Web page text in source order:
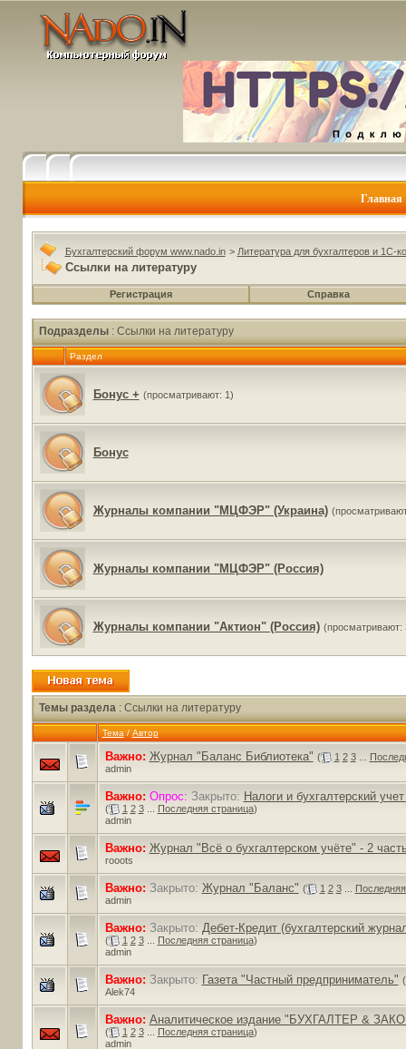
Главная
Бухгалтерский форум www.nado.in > Литература для бухгалтеров и 1С-
Ссылки на литературу
Регистрация Справка
Подразделы: Ссылки на литературу
Раздел
Бонус + (просматривают: 1)
Бонус
Журналы компании "МЦФЭР" (Украина)
Журналы компании "МЦФЭР" (Россия)
Журналы компании "Актион" (Россия) (просматривают:
Темы раздела: Ссылки на литературу
Тема / Автор
Важно: Журнал "Баланс Библиотека" ( 1 2 3...
admin
Важно: Опрос: Закрыто: Налоги и бухгалтерский
( 1 2 3... Последняя страница)
admin
Важно: Журнал "Всё о бухгалтерском учёте" - 2
rooots
Важно: Закрыто: Журнал "Баланс" ( 1 2 3...
admin
Важно: Закрыто: Дебет-Кредит (бухгалтерский
( 1 2 3... Последняя страница)
admin
Важно: Закрыто: Газета "Частный предприниматель" (
Alek74
Важно: Аналитическое издание "БУХГАЛТЕР &
( 1 2 3... Последняя страница)
admin